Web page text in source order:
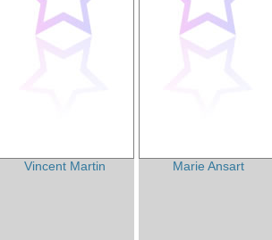
Vincent Martin Marie Ansart